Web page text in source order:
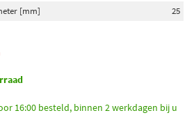
[mm]
25
16:00 besteld, binnen 2 werkdagen bij u